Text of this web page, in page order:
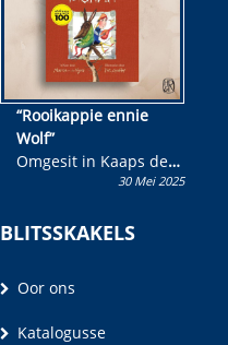
“Rooikappie ennie
Wolf”
Omgesit in Kaaps deur
Olivia M. Coetzee30 Mei 2025
BLITSSKAKELS
Oor ons
Katalogusse